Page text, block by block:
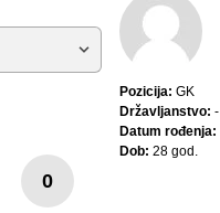
0
Pozicija: GK
Državljanstvo: -
Datum rođenja:
Dob: 28 god.